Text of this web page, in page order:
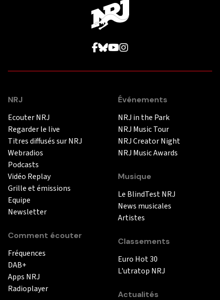
NRJ
Ecouter NRJ
Regarder le live
Titres diffusés sur NRJ
Webradios
Podcasts
Vidéo Replay
Grille et émissions
Equipe
Newsletter
Comment écouter
Fréquences
DAB+
Apps NRJ
Radioplayer
Événements
NRJ in the Park
NRJ Music Tour
NRJ Creator Night
NRJ Music Awards
Musique
Le BlindTest NRJ
News musicales
Artistes
Classements
Euro Hot 30
L'utratop NRJ
Actualités